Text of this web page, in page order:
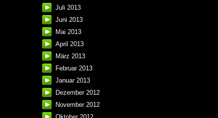
Juli 2013
Juni 2013
Mai 2013
April 2013
März 2013
Februar 2013
Januar 2013
Dezember 2012
November 2012